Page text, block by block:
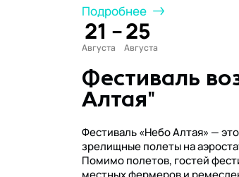
Подробнее
21
Августа
–25
Августа
Фестиваль
Алтая"
Фестиваль «Небо Алтая» —
зрелищные полеты на
Помимо полетов, гостей